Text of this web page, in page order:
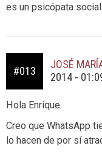
es un psicópata social.
#013
JOSÉ
2014 -
Hola Enrique.
Creo que WhatsApp
lo hacen de por sí